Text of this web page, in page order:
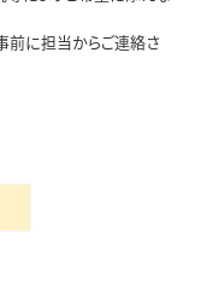
前に担当からご連絡さ